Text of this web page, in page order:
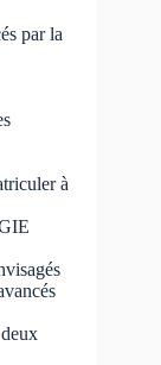
par la
à